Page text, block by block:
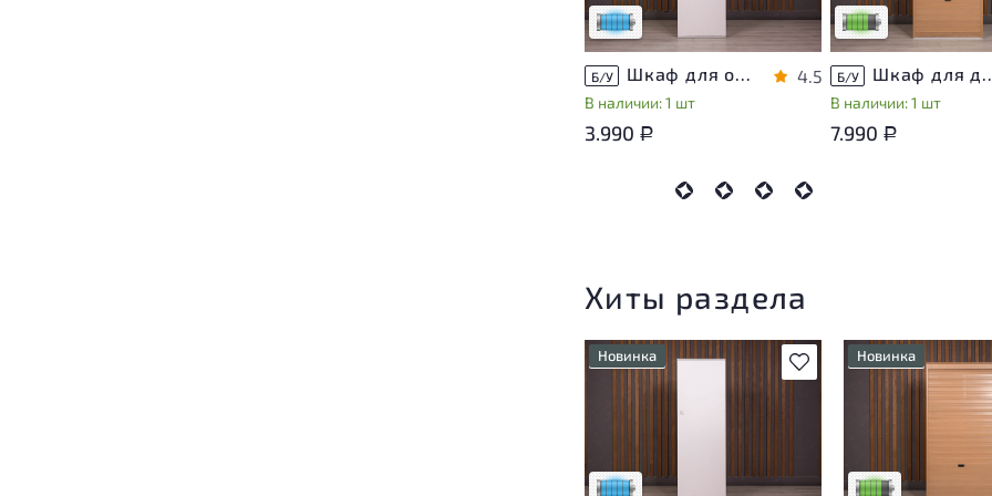
Низкая степень износа
Б/У Шкаф для одежды ДСП Белый Россия
В наличии: 1 шт
4.5
3.990 Р
Низкая степень
Б/У Шкаф для
В наличии: 1 шт
7.990 Р
Хиты раздела
В избранное
Новинка
Состояние товара
присутствовать
Низкая степень износа
Новинка
У товара
незначительные
эксплуатации, не
Низкая степень